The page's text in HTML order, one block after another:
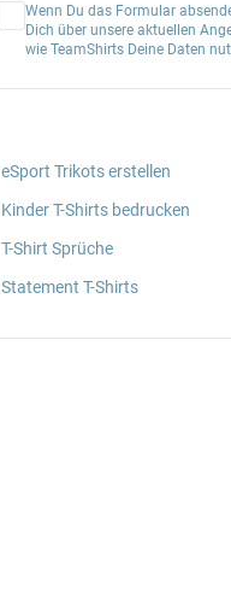
Wenn Du das Formular
Dich über unsere aktuellen
wie TeamShirts Deine Daten
eSport Trikots erstellen
Kinder T-Shirts bedrucken
T-Shirt Sprüche
Statement T-Shirts